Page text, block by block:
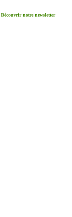
Découvrir notre newsletter